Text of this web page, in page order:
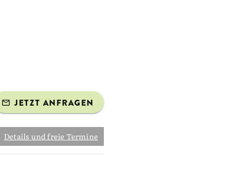
JETZT ANFRAGEN
Details und freie Termine